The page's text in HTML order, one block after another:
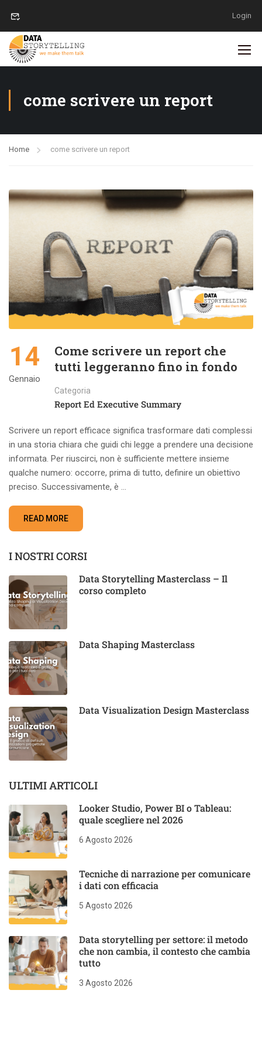
Login
come scrivere un report
Home come scrivere un report
14
Gennaio
Come scrivere un report che
tutti leggeranno fino in fondo
Categoria
Report Ed Executive Summary
Scrivere un report efficace significa trasformare dati complessi
in una storia chiara che guidi chi legge a prendere una decisione
informata. Per riuscirci, non è sufficiente mettere insieme
qualche numero: occorre, prima di tutto, definire un obiettivo
preciso. Successivamente, è …
READ MORE
I NOSTRI CORSI
Data Storytelling Masterclass – Il
corso completo
Data Shaping Masterclass
Data Visualization Design Masterclass
ULTIMI ARTICOLI
Looker Studio, Power BI o Tableau:
quale scegliere nel 2026
6 Agosto 2026
Tecniche di narrazione per comunicare
i dati con efficacia
5 Agosto 2026
Data storytelling per settore: il metodo
che non cambia, il contesto che cambia
tutto
3 Agosto 2026